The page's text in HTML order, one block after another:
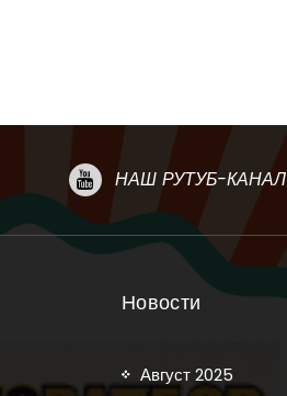
НАШ РУТУБ-КАНАЛ
Новости
Август 2025